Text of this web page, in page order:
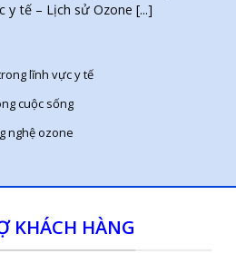
y tế – Lịch sử Ozone [...]
lĩnh vực y tế
cuộc sống
nghệ ozone
KHÁCH HÀNG